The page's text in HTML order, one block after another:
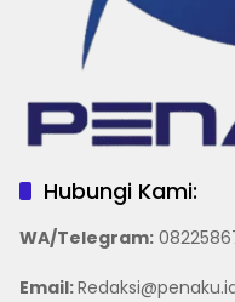
Hubungi Kami:
WA/Telegram:
Email: